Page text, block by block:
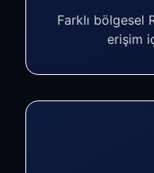
Farklı bölgesel
erişim